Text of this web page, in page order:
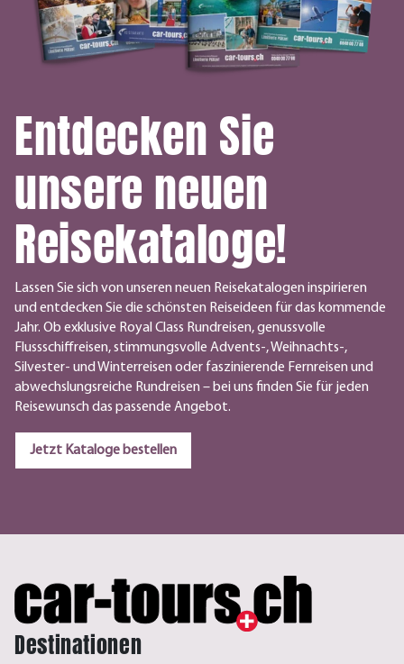
Entdecken Sie
unsere neuen
Reisekataloge!
Lassen Sie sich von unseren neuen Reisekatalogen inspirieren
und entdecken Sie die schönsten Reiseideen für das kommende
Jahr. Ob exklusive Royal Class Rundreisen, genussvolle
Flussschiffreisen, stimmungsvolle Advents-, Weihnachts-,
Silvester- und Winterreisen oder faszinierende Fernreisen und
abwechslungsreiche Rundreisen – bei uns finden Sie für jeden
Reisewunsch das passende Angebot.
Jetzt Kataloge bestellen
Destinationen